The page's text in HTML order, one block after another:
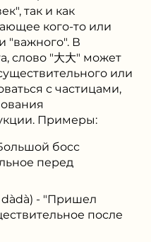
так и как
кого-то или
"важного". В
слово "大大" может
или
с частицами,
Примеры:
босс
перед
dàdà) - "Пришел
после